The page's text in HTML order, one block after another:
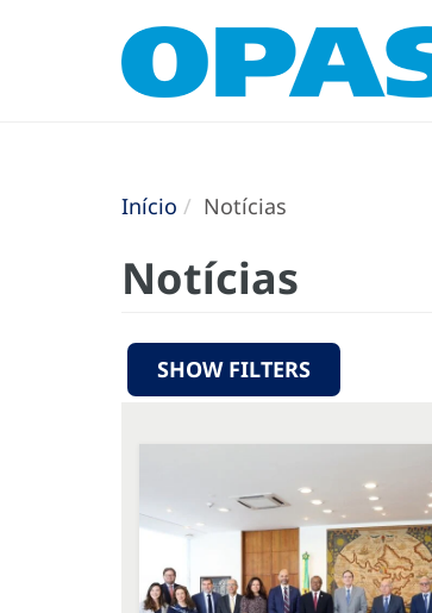
Início Notícias
Notícias
SHOW FILTERS